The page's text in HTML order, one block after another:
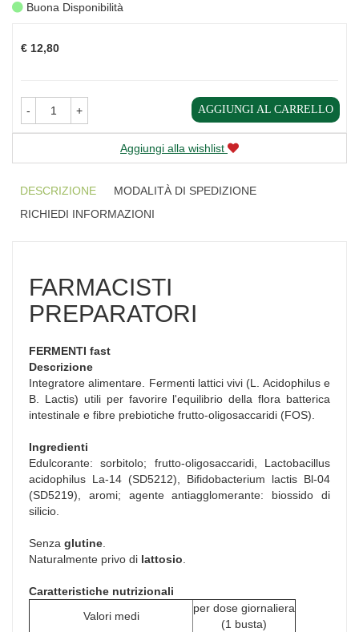
Buona Disponibilità
€ 12,80
- + AGGIUNGI AL CARRELLO
Aggiungi alla wishlist
DESCRIZIONE
MODALITÀ DI SPEDIZIONE
RICHIEDI INFORMAZIONI
FARMACISTI
PREPARATORI
FERMENTI fast
Descrizione
Integratore alimentare. Fermenti lattici vivi (L. Acidophilus e
B. Lactis) utili per favorire l'equilibrio della flora batterica
intestinale e fibre prebiotiche frutto-oligosaccaridi (FOS).
Ingredienti
Edulcorante: sorbitolo; frutto-oligosaccaridi, Lactobacillus
acidophilus La-14 (SD5212), Bifidobacterium lactis Bl-04
(SD5219), aromi; agente antiagglomerante: biossido di
silicio.
Senza glutine
Naturalmente privo di lattosio
Caratteristiche nutrizionali
Valori medi
per dose giornaliera
(1 busta)